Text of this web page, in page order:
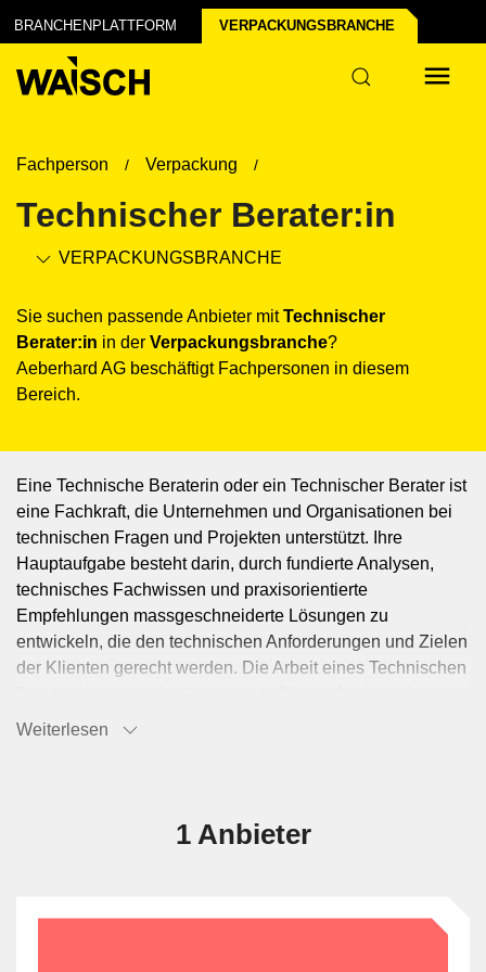
BRANCHENPLATTFORM VERPACKUNGS­BRANCHE
Industrie
Fachperson Verpackung
Technischer Berater:in
VERPACKUNGS­BRANCHE
Sie suchen passende Anbieter mitTechnischer
Berater:in in der Verpackungs­branche?
Aeberhard AG beschäftigt Fachpersonen in diesem
Bereich.
1 Anbieter
Eine Technische Beraterin oder ein Technischer Berater ist
eine Fachkraft, die Unternehmen und Organisationen bei
technischen Fragen und Projekten unterstützt. Ihre
Hauptaufgabe besteht darin, durch fundierte Analysen,
technisches Fachwissen und praxisorientierte
Empfehlungen massgeschneiderte Lösungen zu
entwickeln, die den technischen Anforderungen und Zielen
der Klienten gerecht werden. Die Arbeit eines Technischen
bestehenden technischen Systeme und Prozesse des
Optimierungspotenzialen. Technische Berater entwickeln
internen Teams des Klienten zusammen, einschliesslich
Weiterlesen